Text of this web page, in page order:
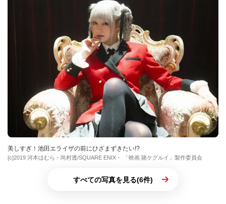
美しすぎ！池田エライザの前にひざまずきたい!?
[c]2019 河本ほむら・尚村透/SQUARE ENIX・ 「映画 賭ケグルイ」製作委員会
すべての写真を見る(6件)